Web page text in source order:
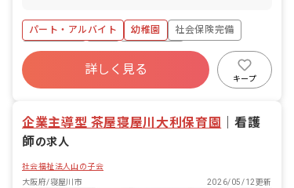
境整備・整理整頓 ・看護師の方は、特別
な医療業務はありませんが、 子どもた
ちの体調変化やケガ・病気の際には 対
応をお願いします。 英語が得意でなくて
も、自然と多文化の雰囲気に触れられる
す。
パート・アルバイト 幼稚園
社会保険完備
土日祝休み
有給
正社員登用
新卒も歓迎
週2.3日~OK
詳しく見る
キープ
企業主導型 茶屋寝屋川大利保育園
看護
師の求人
社会福祉法人山の子会
大阪府/寝屋川市
2026/05/12更新